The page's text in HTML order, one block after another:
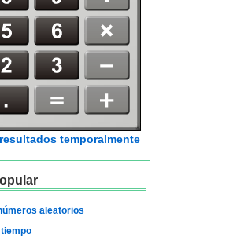
temporalmente
aleatorios